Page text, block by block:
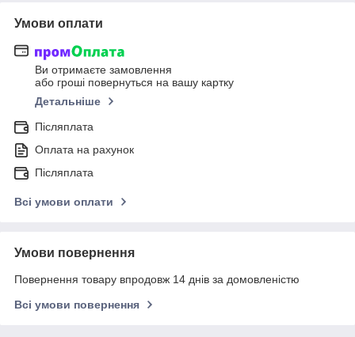
Умови оплати
Ви отримаєте замовлення
або гроші повернуться на вашу картку
Детальніше
Післяплата
Оплата на рахунок
Післяплата
Всі умови оплати
Умови повернення
Повернення товару впродовж 14 днів за домовленістю
Всі умови повернення